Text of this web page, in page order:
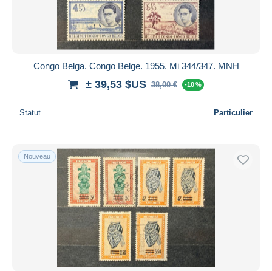
Congo Belga. Congo Belge. 1955. Mi 344/347. MNH
± 39,53 $US 38,00 € -10 %
Statut Particulier
Nouveau